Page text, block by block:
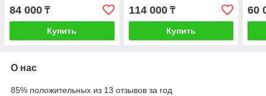
84 000 ₸
Купить
114 000₸
Купить
60
О нас
85% положительных из 13 отзывов за год